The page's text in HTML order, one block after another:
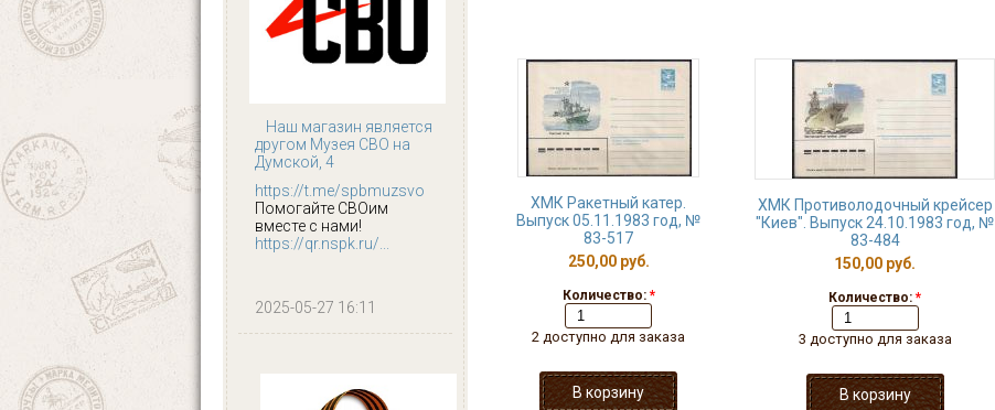
Наш магазин является
другом Музея СВО на
Думской, 4
https://t.me/spbmuzsvo
Помогайте СВОим
вместе с нами!
https://qr.nspk.ru/...
2025-05-27 16:11
ХМК Ракетный катер.
Выпуск 05.11.1983 год, №
83-517
250,00 руб.
Количество: *
2 доступно для заказа
ХМК Противолодочный крейсер
"Киев". Выпуск 24.10.1983 год, №
83-484
150,00 руб.
Количество: *
3 доступно для заказа